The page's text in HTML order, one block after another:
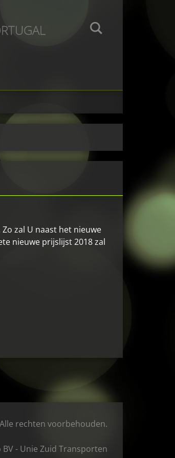
zal U naast het nieuwe
nieuwe prijslijst 2018 zal
rechten voorbehouden.
- Unie Zuid Transporten